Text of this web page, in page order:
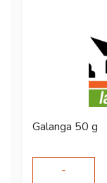
Galanga 50 g
-